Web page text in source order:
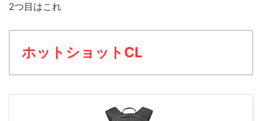
2つ目はこれ
ホットショットCL